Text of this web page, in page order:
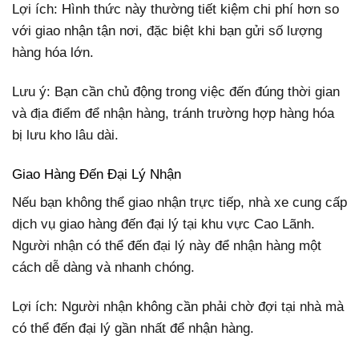
Lợi ích: Hình thức này thường tiết kiệm chi phí hơn so
với giao nhận tận nơi, đặc biệt khi bạn gửi số lượng
hàng hóa lớn.
Lưu ý: Bạn cần chủ động trong việc đến đúng thời gian
và địa điểm để nhận hàng, tránh trường hợp hàng hóa
bị lưu kho lâu dài.
Giao Hàng Đến Đại Lý Nhận
Nếu bạn không thể giao nhận trực tiếp, nhà xe cung cấp
dịch vụ giao hàng đến đại lý tại khu vực Cao Lãnh.
Người nhận có thể đến đại lý này để nhận hàng một
cách dễ dàng và nhanh chóng.
Lợi ích: Người nhận không cần phải chờ đợi tại nhà mà
có thể đến đại lý gần nhất để nhận hàng.